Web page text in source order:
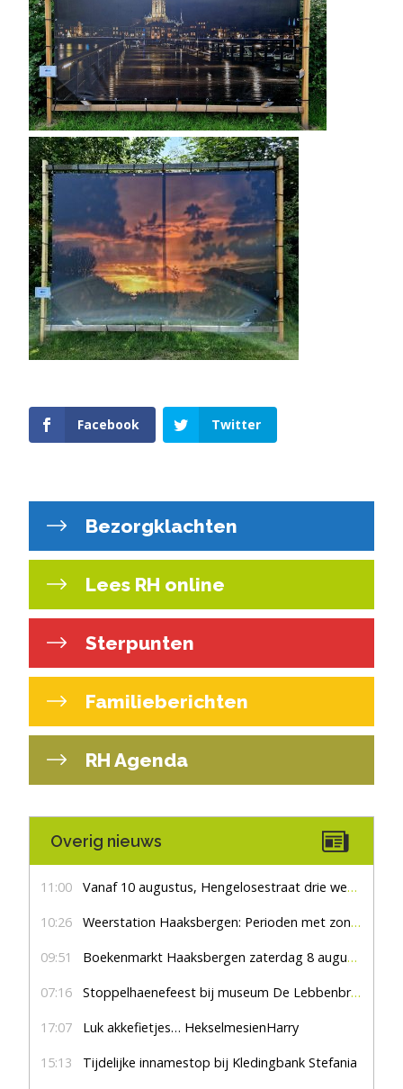
Facebook Twitter
Bezorgklachten
Lees RH online
Sterpunten
Familieberichten
RH Agenda
Overig nieuws
11:00 Vanaf 10 augustus, Hengelosestraat drie weken dicht voor doorgaand verkeer
10:26 Weerstation Haaksbergen: Perioden met zon en droog
09:51 Boekenmarkt Haaksbergen zaterdag 8 augustus, marktplein Haaksbergen
07:16 Stoppelhaenefeest bij museum De Lebbenbrugge
17:07 Luk akkefietjes… HekselmesienHarry
15:13 Tijdelijke innamestop bij Kledingbank Stefania